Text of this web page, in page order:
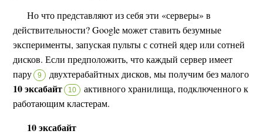
Но что представляют из себя эти «серверы» в
действительности? Google может ставить безумные
эксперименты, запуская пульты с сотней ядер или сотней
дисков. Если предположить, что каждый сервер имеет
пару
9 двухтерабайтных дисков, мы получим без малого
10 эксабайт 10
активного хранилища, подключенного к
работающим кластерам.
10 эксабайт